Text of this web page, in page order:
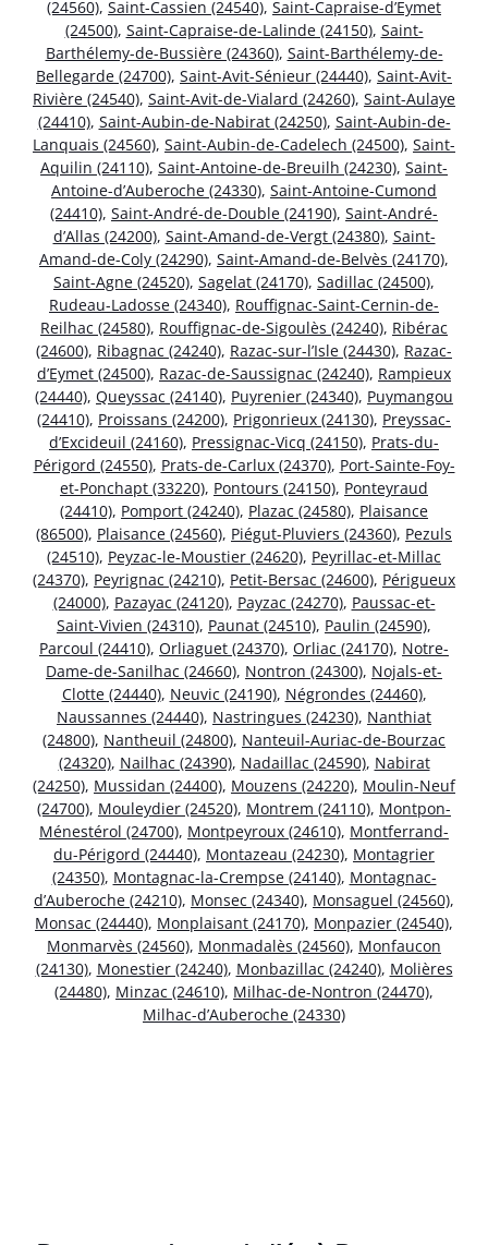
(24560), Saint-Cassien (24540), Saint-Capraise-d’Eymet
(24500), Saint-Capraise-de-Lalinde (24150), Saint-
Barthélemy-de-Bussière (24360), Saint-Barthélemy-de-
Bellegarde (24700), Saint-Avit-Sénieur (24440), Saint-Avit-
Rivière (24540), Saint-Avit-de-Vialard (24260), Saint-Aulaye
(24410), Saint-Aubin-de-Nabirat (24250), Saint-Aubin-de-
Lanquais (24560), Saint-Aubin-de-Cadelech (24500), Saint-
Aquilin (24110), Saint-Antoine-de-Breuilh (24230), Saint-
Antoine-d’Auberoche (24330), Saint-Antoine-Cumond
(24410), Saint-André-de-Double (24190), Saint-André-
d’Allas (24200), Saint-Amand-de-Vergt (24380), Saint-
Amand-de-Coly (24290), Saint-Amand-de-Belvès (24170),
Saint-Agne (24520), Sagelat (24170), Sadillac (24500),
Rudeau-Ladosse (24340), Rouffignac-Saint-Cernin-de-
Reilhac (24580), Rouffignac-de-Sigoulès (24240), Ribérac
(24600), Ribagnac (24240), Razac-sur-l’Isle (24430), Razac-
d’Eymet (24500), Razac-de-Saussignac (24240), Rampieux
(24440), Queyssac (24140), Puyrenier (24340), Puymangou
(24410), Proissans (24200), Prigonrieux (24130), Preyssac-
d’Excideuil (24160), Pressignac-Vicq (24150), Prats-du-
Périgord (24550), Prats-de-Carlux (24370), Port-Sainte-Foy-
et-Ponchapt (33220), Pontours (24150), Ponteyraud
(24410), Pomport (24240), Plazac (24580), Plaisance
(86500), Plaisance (24560), Piégut-Pluviers (24360), Pezuls
(24510), Peyzac-le-Moustier (24620), Peyrillac-et-Millac
(24370), Peyrignac (24210), Petit-Bersac (24600), Périgueux
(24000), Pazayac (24120), Payzac (24270), Paussac-et-
Saint-Vivien (24310), Paunat (24510), Paulin (24590),
Parcoul (24410), Orliaguet (24370), Orliac (24170), Notre-
Dame-de-Sanilhac (24660), Nontron (24300), Nojals-et-
Clotte (24440), Neuvic (24190), Négrondes (24460),
Naussannes (24440), Nastringues (24230), Nanthiat
(24800), Nantheuil (24800), Nanteuil-Auriac-de-Bourzac
(24320), Nailhac (24390), Nadaillac (24590), Nabirat
(24250), Mussidan (24400), Mouzens (24220), Moulin-Neuf
(24700), Mouleydier (24520), Montrem (24110), Montpon-
Ménestérol (24700), Montpeyroux (24610), Montferrand-
du-Périgord (24440), Montazeau (24230), Montagrier
(24350), Montagnac-la-Crempse (24140), Montagnac-
d’Auberoche (24210), Monsec (24340), Monsaguel (24560),
Monsac (24440), Monplaisant (24170), Monpazier (24540),
Monmarvès (24560), Monmadalès (24560), Monfaucon
(24130), Monestier (24240), Monbazillac (24240), Molières
(24480), Minzac (24610), Milhac-de-Nontron (24470),
Milhac-d’Auberoche (24330)